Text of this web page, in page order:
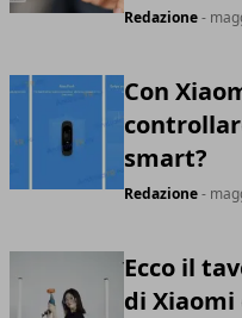
Redazione-
Con
smart?
Redazione-
Ecco il
di Xiaomi